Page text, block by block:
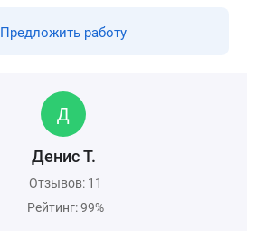
Предложить работу
Денис Т.
Отзывов: 11
Рейтинг: 99%